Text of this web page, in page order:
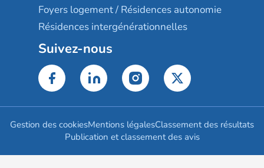
Foyers logement / Résidences autonomie
Résidences intergénérationnelles
Suivez-nous
Gestion des cookiesMentions légalesClassement des résultats
Publication et classement des avis